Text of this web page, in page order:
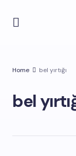
Home bel yırtığı
bel